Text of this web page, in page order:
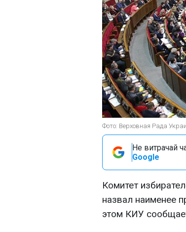
Фото: Верховная Рада
Не витрачай
Google
Комитет
назвал наименее
этом КИУ